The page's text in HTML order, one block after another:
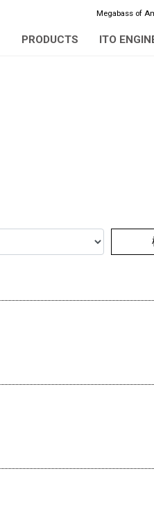
Megabass of
PRODUCTS ITO